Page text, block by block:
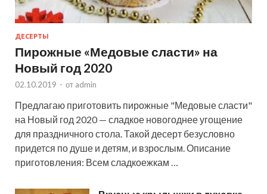
ДЕСЕРТЫ
Пирожные «Медовые сласти» на
Новый год 2020
02.10.2019 - от admin
Предлагаю приготовить пирожные "Медовые сласти"
на Новый год 2020 — сладкое новогоднее угощение
для праздничного стола. Такой десерт безусловно
придется по душе и детям, и взрослым. Описание
приготовления: Всем сладкоежкам …